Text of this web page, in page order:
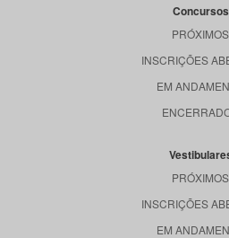
Concursos
PRÓXIMOS
INSCRIÇÕES
EM
PRÓXIMOS
INSCRIÇÕES
EM